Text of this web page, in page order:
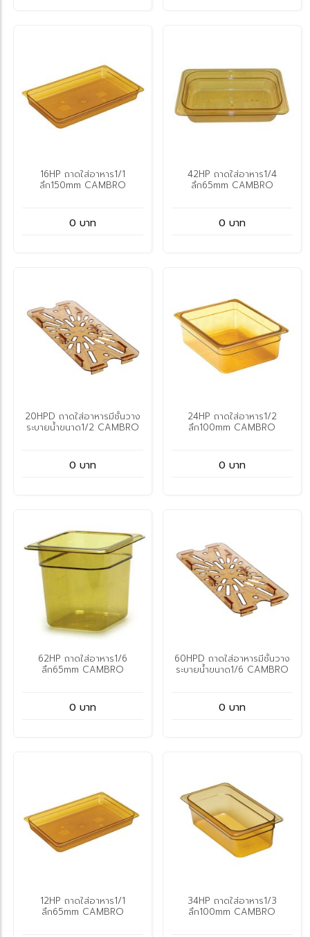
16HP ถาดใส่อาหาร1/1
ลึก150mm CAMBRO
0 บาท
42HP ถาดใส่อาหาร1/4
ลึก65mm CAMBRO
0 บาท
20HPD ถาดใส่อาหารมีชั้นวาง
ระบายน้ำขนาด1/2 CAMBRO
0 บาท
24HP ถาดใส่อาหาร1/2
ลึก100mm CAMBRO
0 บาท
62HP ถาดใส่อาหาร1/6
ลึก65mm CAMBRO
0 บาท
60HPD ถาดใส่อาหารมีชั้นวาง
ระบายน้ำขนาด1/6 CAMBRO
0 บาท
12HP ถาดใส่อาหาร1/1
ลึก65mm CAMBRO
34HP ถาดใส่อาหาร1/3
ลึก100mm CAMBRO